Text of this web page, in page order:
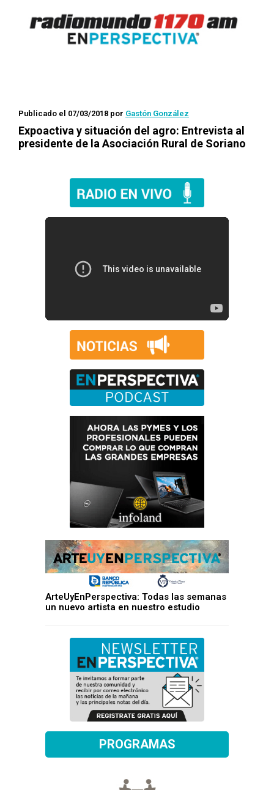
Publicado el 07/03/2018 por Gastón González
Expoactiva y situación del agro: Entrevista al
presidente de la Asociación Rural de Soriano
ArteUyEnPerspectiva: Todas las semanas
un nuevo artista en nuestro estudio
PROGRAMAS